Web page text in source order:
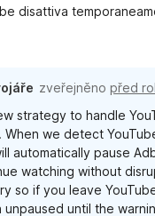
f
disattiva
zveřejněno před
strategy to handle
When we detect
automatically pause
watching without
so if you leave
unpaused until the